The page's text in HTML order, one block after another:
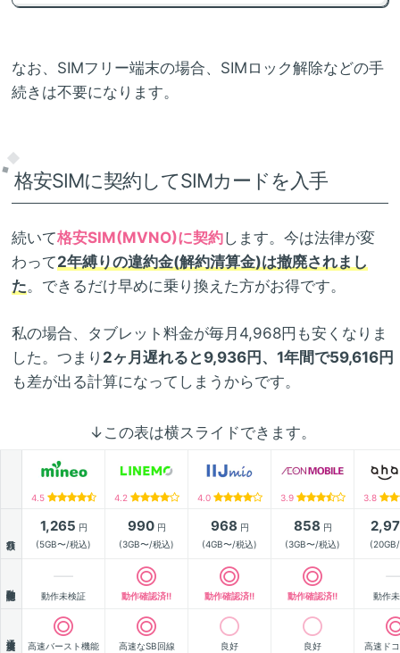
なお、SIMフリー端末の場合、SIMロック解除などの手
続きは不要になります。
格安SIMに契約してSIMカードを入手
続いて格安SIM(MVNO)に契約します。今は法律が変
わって2年縛りの違約金(解約清算金)は撤廃されまし
た。できるだけ早めに乗り換えた方がお得です。
私の場合、タブレット料金が毎月4,968円も安くなりま
した。つまり 2ヶ月遅れると9,936円、1年間で59,616円
も差が出る計算になってしまうからです。
↓この表は横スライドできます。
4.5 4.2 4.0 3.9 3.8
1,265 円
(5GB〜/税込)
990円
(3GB〜/税込)
968 円
(4GB〜/税込)
858 円
(3GB〜/税込)
動作未検証 動作確認済!! 動作確認済!! 動作確認済!! 動作
高速バースト機能 高速なSB回線 良好 良好 高速ド